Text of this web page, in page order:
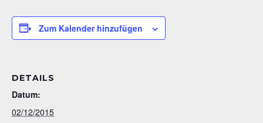
Zum Kalender hinzufügen
DETAILS
Datum:
02/12/2015